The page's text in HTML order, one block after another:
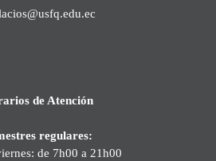
de Atención
regulares:
de 7h00 a 21h00